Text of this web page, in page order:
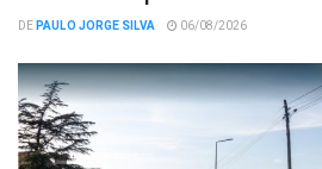
DEPAULO JORGE SILVA 06/08/2026